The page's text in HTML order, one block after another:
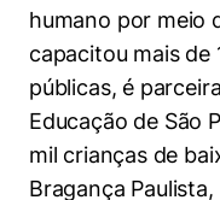
humano por meio
capacitou mais de
públicas, é
Educação de São
mil crianças de
Bragança
Cookies de